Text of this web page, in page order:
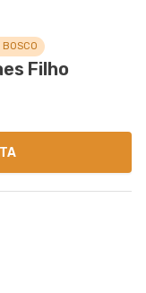
BOSCO
Filho